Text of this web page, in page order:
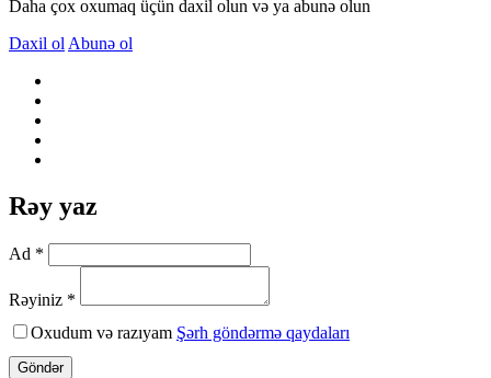
Daha çox oxumaq üçün daxil olun və ya abunə olun
Daxil ol Abunə ol
Rəy yaz
Ad *
Rəyiniz *
Oxudum və razıyam Şərh göndərmə qaydaları
Göndər